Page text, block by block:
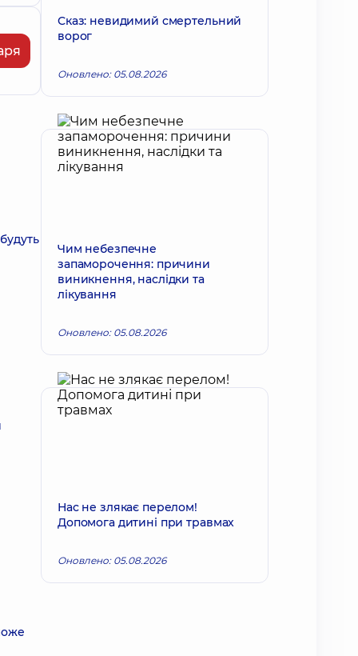
Сказ: невидимий смертельний
ворог
Оновлено: 05.08.2026
Чим небезпечне
запаморочення: причини
виникнення, наслідки та
лікування
Оновлено: 05.08.2026
Нас не злякає перелом!
Допомога дитині при травмах
Оновлено: 05.08.2026